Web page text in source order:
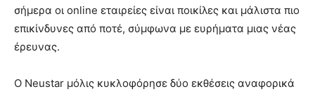
σήμερα οι online εταιρείες είναι ποικίλες και μάλιστα πιο
επικίνδυνες από ποτέ, σύμφωνα με ευρήματα μιας νέας
έρευνας.
Ο Neustar μόλις κυκλοφόρησε δύο εκθέσεις αναφορικά